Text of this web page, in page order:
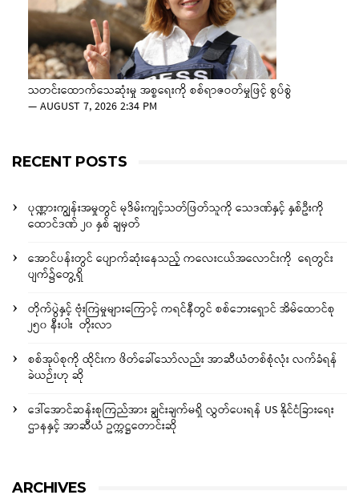
သတင်းထောက်သေဆုံးမှု အစ္စရေးကို စစ်ရာဇဝတ်မှုဖြင့် စွပ်စွဲ
—AUGUST 7, 2026 2:34 PM
RECENT POSTS
ပုဏ္ဏားကျွန်းအမှုတွင် မုဒိမ်းကျင့်သတ်ဖြတ်သူကို သေဒဏ်နှင့် နှစ်ဦးကို
ထောင်ဒဏ် ၂၀ နှစ် ချမှတ်
အောင်ပန်းတွင် ပျောက်ဆုံးနေသည့် ကလေးငယ်အလောင်းကို ရေတွင်း
ပျက်၌တွေ့ရှိ
တိုက်ပွဲနှင့် ဗုံးကြဲမှုများကြောင့် ကရင်နီတွင် စစ်ဘေးရှောင် အိမ်ထောင်စု
၂၅၀ နီးပါး တိုးလာ
စစ်အုပ်စုကို ထိုင်းက ဖိတ်ခေါ်သော်လည်း အာဆီယံတစ်စုံလုံး လက်ခံရန်
ခဲယဉ်းဟု ဆို
ဒေါ်အောင်ဆန်းစုကြည်အား ချွင်းချက်မရှိ လွှတ်ပေးရန် US နိုင်ငံခြားရေး
ဌာနနှင့် အာဆီယံ ဥက္ကဋ္ဌတောင်းဆို
ARCHIVES